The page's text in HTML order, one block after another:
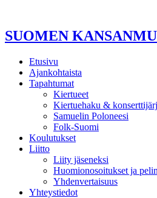
SUOMEN
Etusivu
Ajankohtaista
Tapahtumat
Kiertueet
Kiertuehaku &
Samuelin Poloneesi
Folk-Suomi
Koulutukset
Liitto
Liity jäseneksi
Huomionosoitukset ja
Yhdenvertaisuus
Yhteystiedot